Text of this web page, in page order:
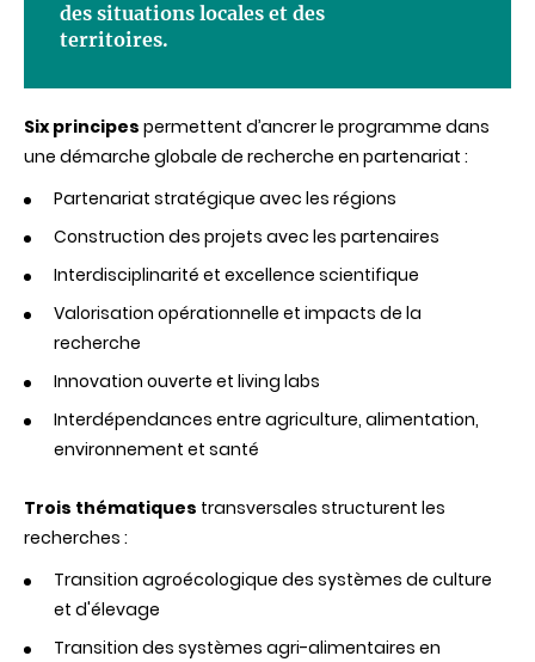
des situations locales et des
territoires.
Six principes permettent d’ancrer le programme dans
une démarche globale de recherche en partenariat :
Partenariat stratégique avec les régions
Construction des projets avec les partenaires
Interdisciplinarité et excellence scientifique
Valorisation opérationnelle et impacts de la
recherche
Innovation ouverte et living labs
Interdépendances entre agriculture, alimentation,
environnement et santé
Trois thématiques transversales structurent les
recherches :
Transition agroécologique des systèmes de culture
et d'élevage
Transition des systèmes agri-alimentaires en